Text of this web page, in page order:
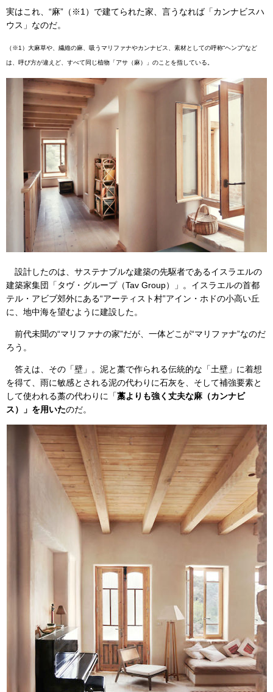
実はこれ、“麻”（※1）で建てられた家、言うなれば「カンナビスハ
ウス」なのだ。
（※1）大麻草や、繊維の麻、吸うマリファナやカンナビス、素材としての呼称“ヘンプ”など
は、呼び方が違えど、すべて同じ植物「アサ（麻）」のことを指している。
設計したのは、サステナブルな建築の先駆者であるイスラエルの
建築家集団「タヴ・グループ（Tav Group）」。イスラエルの首都
テル・アビブ郊外にある“アーティスト村”アイン・ホドの小高い丘
に、地中海を望むように建設した。
前代未聞の“マリファナの家”だが、一体どこが“マリファナ”なのだ
ろう。
答えは、その「壁」。泥と藁で作られる伝統的な「土壁」に着想
を得て、雨に敏感とされる泥の代わりに石灰を、そして補強要素と
して使われる藁の代わりに「藁よりも強く丈夫な麻（カンナビ
ス）」を用いたのだ。